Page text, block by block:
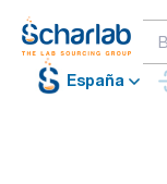
España